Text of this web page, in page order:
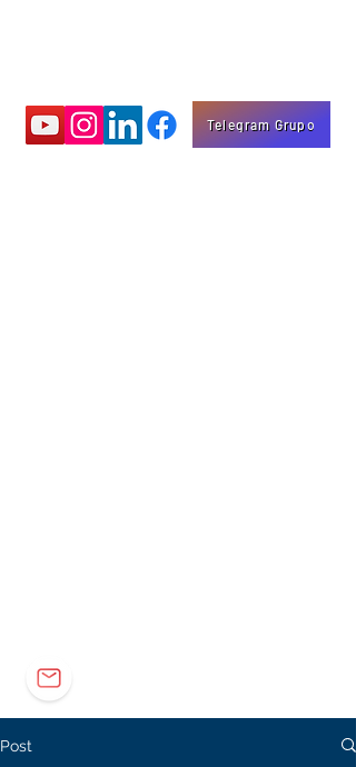
Telegram Grupo
Post